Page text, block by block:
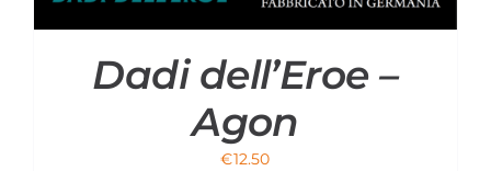
Dadi dell’Eroe –
Agon
€12.50